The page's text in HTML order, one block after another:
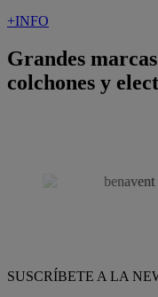
+INFO
Grandes
colchones y
SUSCRÍBETE A LA